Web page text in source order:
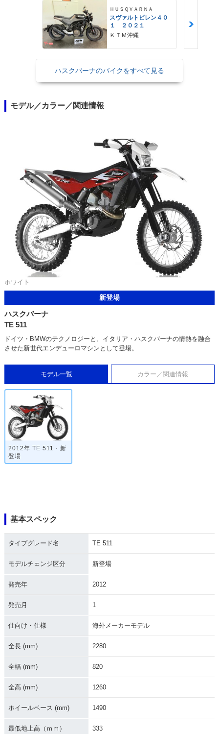
ＨＵＳＱＶＡＲＮＡ
スヴァルトピレン４０
１ ２０２１
ＫＴＭ沖縄
ハスクバーナのバイクをすべて見る
モデル／カラー／関連情報
ホワイト
新登場
ハスクバーナ
TE 511
ドイツ・BMWのテクノロジーと、イタリア・ハスクバーナの情熱を融合
させた新世代エンデューロマシンとして登場。
モデル一覧 カラー／関連情報
2012年 TE 511・新
登場
基本スペック
タイプグレード名 TE 511
モデルチェンジ区分 新登場
発売年 2012
発売月 1
仕向け・仕様 海外メーカーモデル
全長 (mm) 2280
全幅 (mm) 820
全高 (mm) 1260
ホイールベース (mm) 1490
最低地上高（ｍｍ） 333